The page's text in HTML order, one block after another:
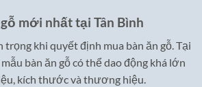
mới nhất tại Tân Bình
trọng khi quyết định mua bàn ăn gỗ. Tại
mẫu bàn ăn gỗ có thể dao động khá lớn
kích thước và thương hiệu.